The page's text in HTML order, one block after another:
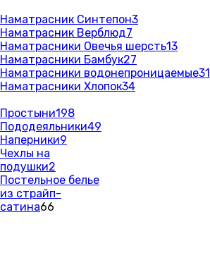
Наматрасник Синтепон3
Наматрасник Верблюд7
Наматрасники Овечья шерсть13
Наматрасники Бамбук27
Наматрасники водонепроницаемые31
Наматрасники Хлопок34
Простыни198
Пододеяльники49
Наперники9
Чехлы на
подушки2
Постельное белье
из страйп-
сатина66